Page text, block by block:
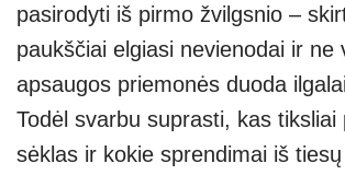
pasirodyti iš pirmo žvilgsnio –
paukščiai elgiasi nevienodai ir ne
apsaugos priemonės duoda
Todėl svarbu suprasti, kas tiksliai
sėklas ir kokie sprendimai iš